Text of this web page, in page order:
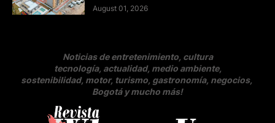
August 01, 2026
Noticias de entretenimiento, cultura
tecnología, actualidad, medio ambiente,
sostenibilidad, motor, turismo, gastronomía, negocios,
Bogotá y mucho más!